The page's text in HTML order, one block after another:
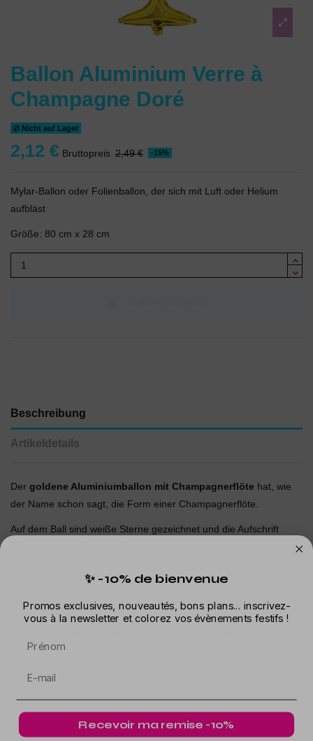
Ballon Aluminium Verre à
Champagne Doré
Nicht auf Lager
2,12 € Bruttopreis 2,49 € -15%
Mylar-Ballon oder Folienballon, der sich mit Luft oder Helium
aufbläst
Größe: 80 cm x 28 cm
Beschreibung
Artikeldetails
Der goldene Aluminiumballon mit Champagnerflöte hat, wie
der Name schon sagt, die Form einer Champagnerflöte.
Auf dem Ball sind weiße Sterne gezeichnet und die Aufschrift
"Prost", was auf Englisch Gesundheit bedeutet, erscheint auch in
Es kann bei vielen Gelegenheiten verwendet werden:
In der gleichen Kategorie
✨ -10% de bienvenue
Promos exclusives, nouveautés, bons plans... inscrivez-
vous à la newsletter et colorez vos évènements festifs !
Recevoir ma remise -10%